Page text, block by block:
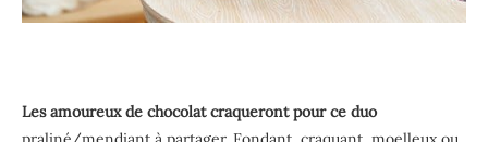
Les amoureux de chocolat craqueront pour ce duo